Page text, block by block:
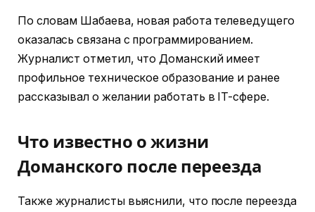
По словам Шабаева, новая работа телеведущего
оказалась связана с программированием.
Журналист отметил, что Доманский имеет
профильное техническое образование и ранее
рассказывал о желании работать в IT-сфере.
Что известно о жизни
Доманского после переезда
Также журналисты выяснили, что после переезда